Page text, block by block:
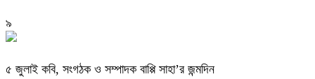
৯
৫ জুলাই কবি, সংগঠক ও সম্পাদক বাপ্পি সাহা’র জন্মদিন